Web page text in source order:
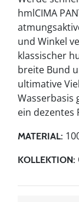
hmlCIMA
und Winkel
klassischer
breite Bund
ultimative
Wasserbasis
ein dezentes
MATERIAL:
KOLLEKTION: